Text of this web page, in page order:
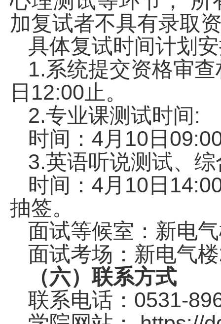
加复试者不具有录取
具体复试时间计划
1.系统提交资格审
日 12:00 止。
2.专业课测试时间 :
时间： 4月 10 日
3.英语听说测试、
时间： 4月 10 日
抽签。
面试等候室：新电
面试考场：新电气楼
（六）联系方式
联系电话： 0531-